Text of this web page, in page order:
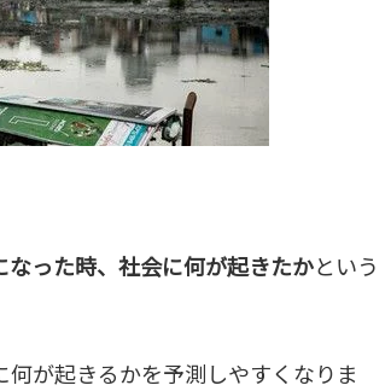
った時、社会に何が起きたかという
が起きるかを予測しやすくなりま